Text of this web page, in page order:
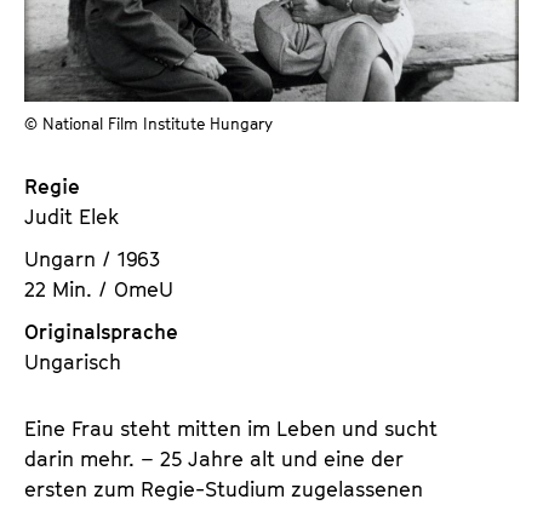
t
u
t
e
V
© National Film Institute Hungary
Regie
Judit Elek
Ungarn / 1963
22 Min. / OmeU
Originalsprache
Ungarisch
Eine Frau steht mitten im Leben und sucht
darin mehr. – 25 Jahre alt und eine der
ersten zum Regie-Studium zugelassenen